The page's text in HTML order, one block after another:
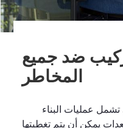
ضد جميع
المخاطر
عمليات البناء
يمكن أن يتم تغطيتها